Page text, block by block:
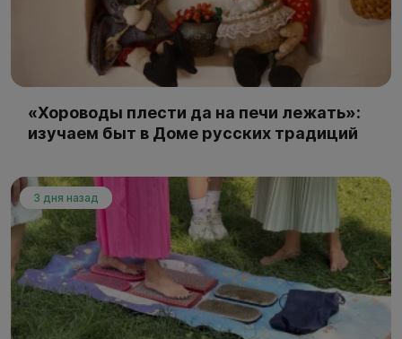
«Хороводы плести да на печи лежать»:
изучаем быт в Доме русских традиций
3 дня назад